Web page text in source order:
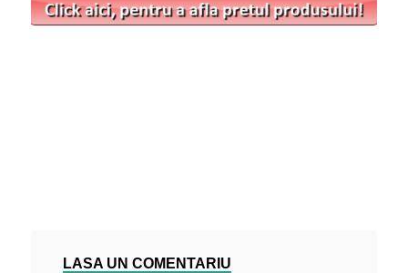
LASA UN COMENTARIU